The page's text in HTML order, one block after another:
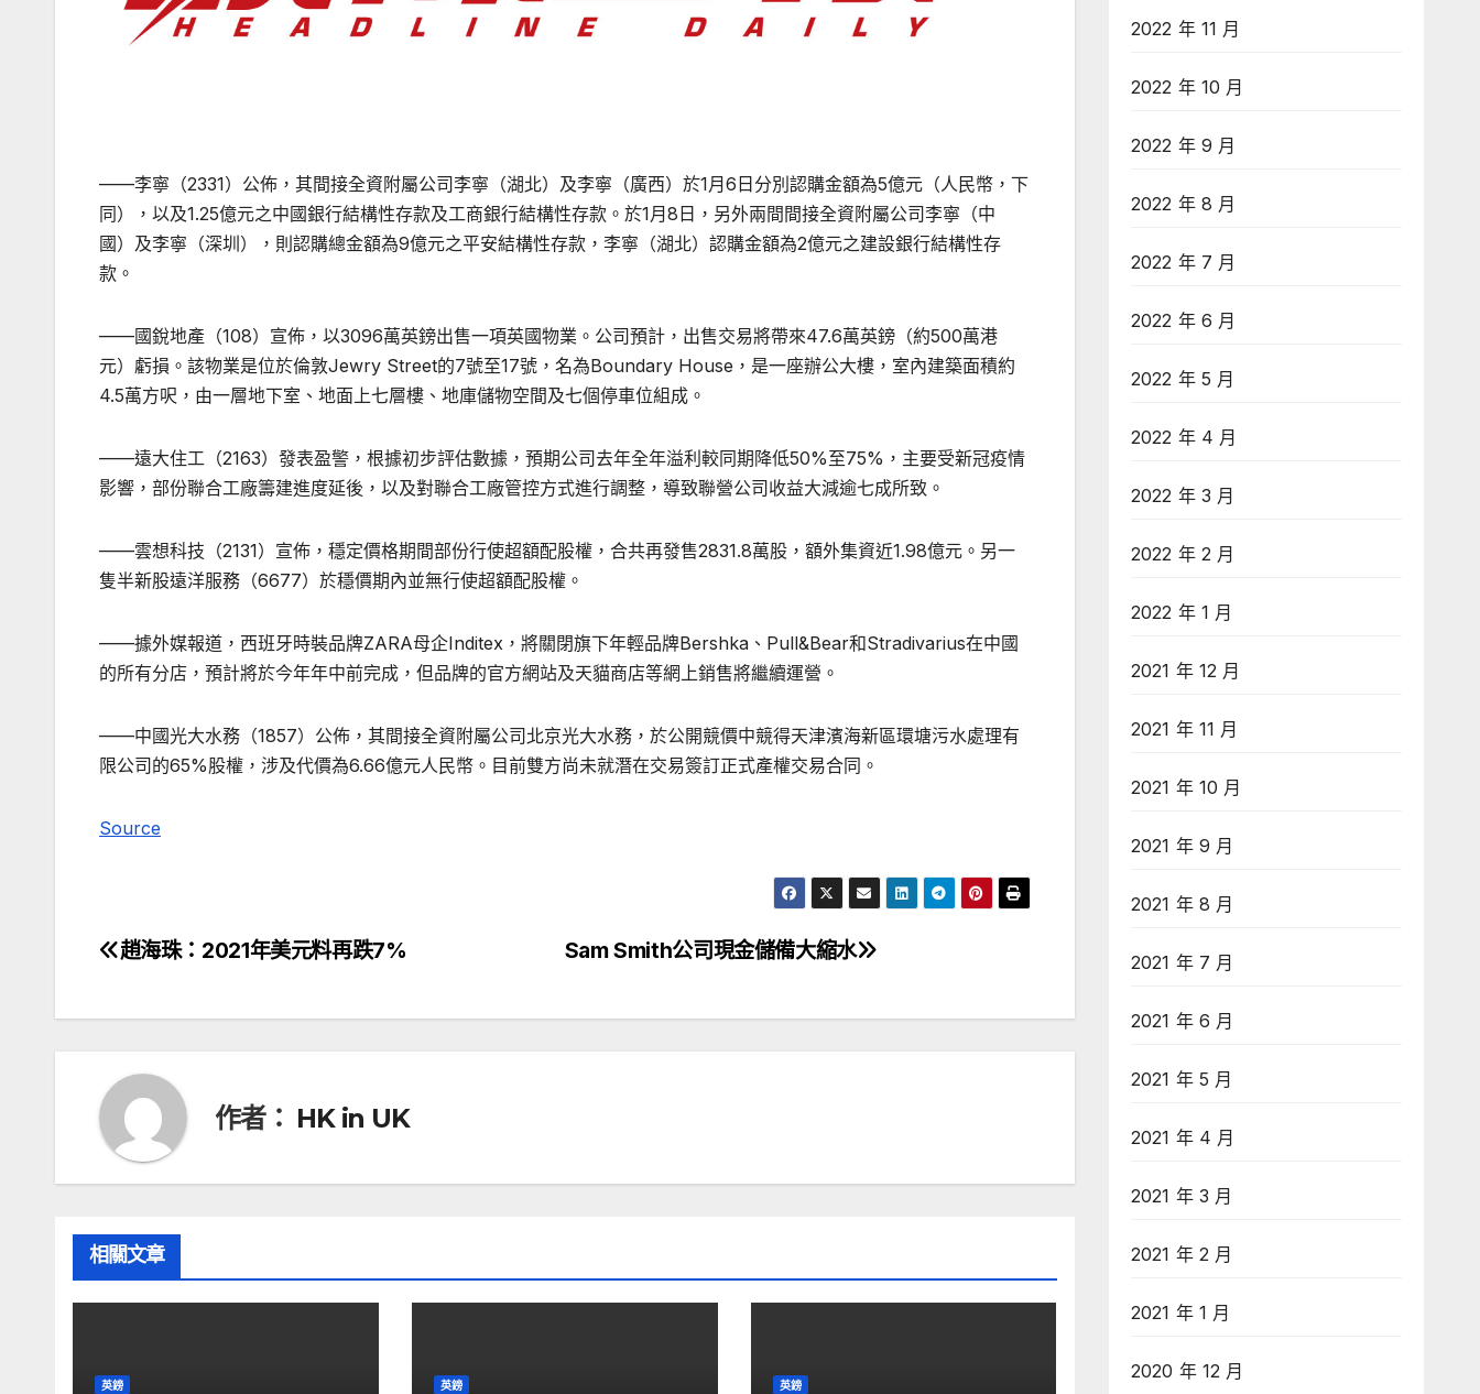
——李寧（2331）公佈，其間接全資附屬公司李寧（湖北）及李寧（廣西）於1月6日分別認購金額為5億元（人民幣，下
同），以及1.25億元之中國銀行結構性存款及工商銀行結構性存款。於1月8日，另外兩間間接全資附屬公司李寧（中
國）及李寧（深圳），則認購總金額為9億元之平安結構性存款，李寧（湖北）認購金額為2億元之建設銀行結構性存
款。
——國銳地產（108）宣佈，以3096萬英鎊出售一項英國物業。公司預計，出售交易將帶來47.6萬英鎊（約500萬港
元）虧損。該物業是位於倫敦Jewry Street的7號至17號，名為Boundary House，是一座辦公大樓，室內建築面積約
4.5萬方呎，由一層地下室、地面上七層樓、地庫儲物空間及七個停車位組成。
——遠大住工（2163）發表盈警，根據初步評估數據，預期公司去年全年溢利較同期降低50%至75%，主要受新冠疫情
影響，部份聯合工廠籌建進度延後，以及對聯合工廠管控方式進行調整，導致聯營公司收益大減逾七成所致。
——雲想科技（2131）宣佈，穩定價格期間部份行使超額配股權，合共再發售2831.8萬股，額外集資近1.98億元。另一
隻半新股遠洋服務（6677）於穩價期內並無行使超額配股權。
——據外媒報道，西班牙時裝品牌ZARA母企Inditex，將關閉旗下年輕品牌Bershka、Pull&Bear和Stradivarius在中國
的所有分店，預計將於今年年中前完成，但品牌的官方網站及天貓商店等網上銷售將繼續運營。
——中國光大水務（1857）公佈，其間接全資附屬公司北京光大水務，於公開競價中競得天津濱海新區環塘污水處理有
限公司的65%股權，涉及代價為6.66億元人民幣。目前雙方尚未就潛在交易簽訂正式產權交易合同。
Source
文
覽
Sam Smith公司現金儲備大縮水
趙海珠：2021年美元料再跌7%
作者： HK in UK
相關文章
英鎊 英鎊 英鎊
2022 年 11 月
2022 年 10 月
2022 年 9 月
2022 年 8 月
2022 年 7 月
2022 年 6 月
2022 年 5 月
2022 年 4 月
2022 年 3 月
2022 年 2 月
2022 年 1 月
2021 年 12 月
2021 年 11 月
2021 年 10 月
2021 年 9 月
2021 年 8 月
2021 年 7 月
2021 年 6 月
2021 年 5 月
2021 年 4 月
2021 年 3 月
2021 年 2 月
2021 年 1 月
2020 年 12 月